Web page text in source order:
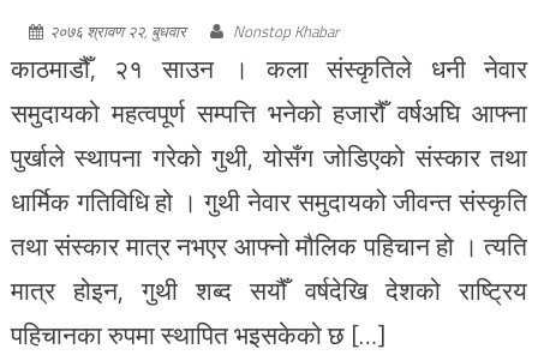
२०७६ श्रावण २२, बुधवार Nonstop Khabar
काठमाडौँ, २१ साउन । कला संस्कृतिले धनी नेवार
समुदायको महत्वपूर्ण सम्पत्ति भनेको हजारौँ वर्षअघि आफ्ना
पुर्खाले स्थापना गरेको गुथी, योसँग जोडिएको संस्कार तथा
धार्मिक गतिविधि हो । गुथी नेवार समुदायको जीवन्त संस्कृति
तथा संस्कार मात्र नभएर आफ्नो मौलिक पहिचान हो । त्यति
मात्र होइन, गुथी शब्द सयौँ वर्षदेखि देशको राष्ट्रिय
पहिचानका रुपमा स्थापित भइसकेको छ […]